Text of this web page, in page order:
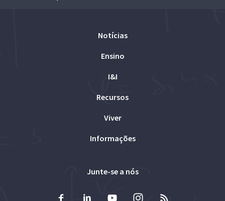
Notícias
Ensino
I&I
Recursos
Viver
Informações
Junte-se a nós